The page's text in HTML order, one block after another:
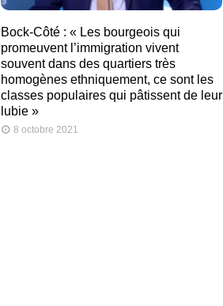
Bock-Côté : « Les bourgeois qui
promeuvent l’immigration vivent
souvent dans des quartiers très
homogènes ethniquement, ce sont les
classes populaires qui pâtissent de leur
lubie »
8 octobre 2021